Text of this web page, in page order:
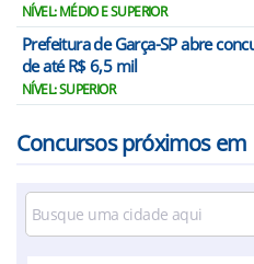
NÍVEL: MÉDIO E SUPERIOR
Prefeitura de Garça-SP abre
de até R$ 6,5 mil
NÍVEL: SUPERIOR
Concursos próximos em